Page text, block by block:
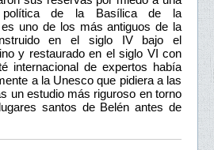
política de la Basílica de la
uno de los más antiguos de la
en el siglo IV bajo el
y restaurado en el siglo VI con
internacional de expertos había
a la Unesco que pidiera a las
un estudio más riguroso en torno
santos de Belén antes de